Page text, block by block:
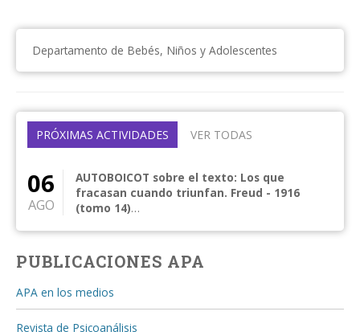
Departamento de Bebés, Niños y Adolescentes
PRÓXIMAS ACTIVIDADES VER TODAS
06
AGO
AUTOBOICOT sobre el texto: Los que
fracasan cuando triunfan. Freud - 1916
(tomo 14)
clínica actual Curso central anual de frecuencia
me...
PUBLICACIONES APA
APA en los medios
Revista de Psicoanálisis